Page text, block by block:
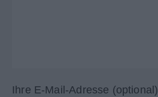
Ihre E-Mail-Adresse (optional)